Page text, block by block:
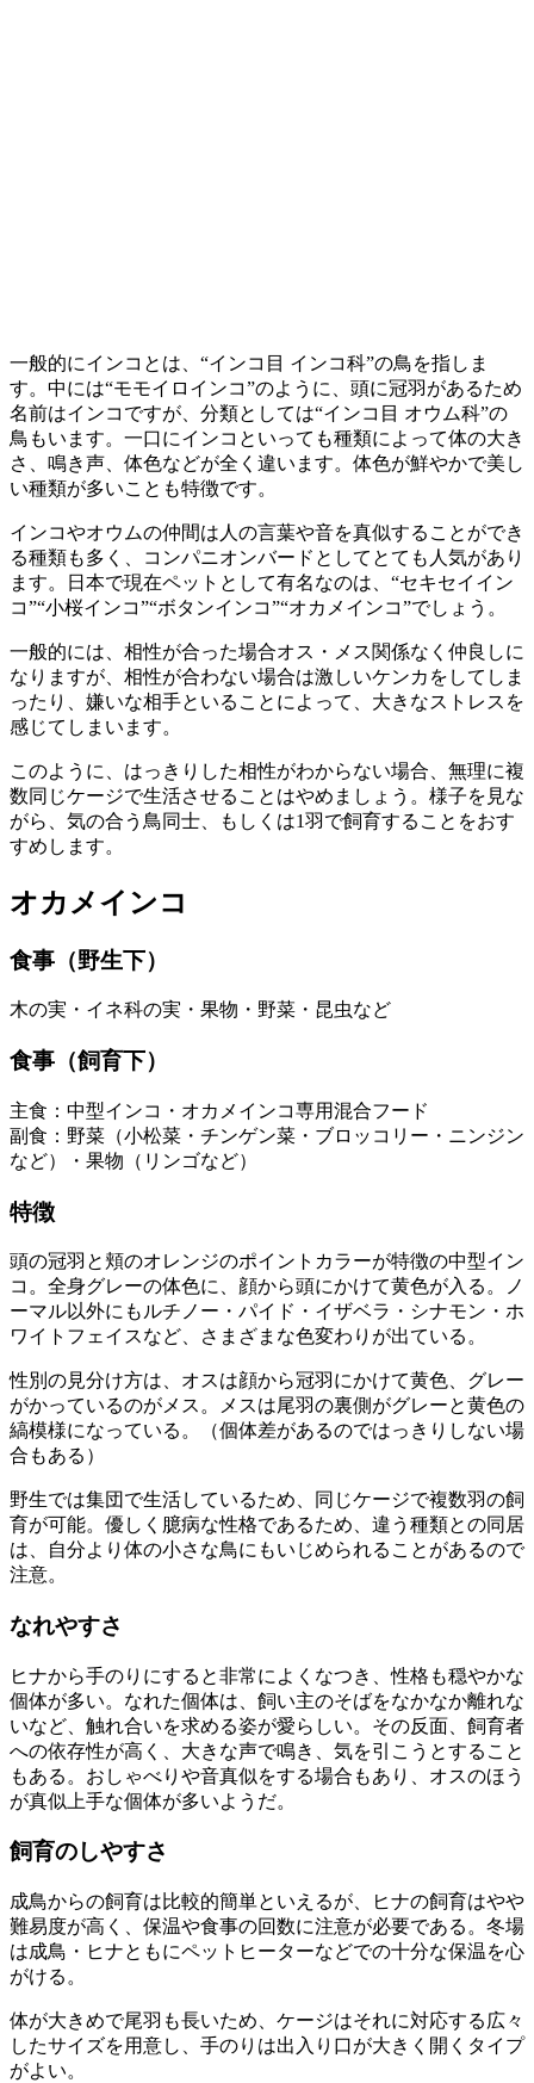
一般的にインコとは、“インコ目 インコ科”の鳥を指しま
す。中には“モモイロインコ”のように、頭に冠羽があるため
名前はインコですが、分類としては“インコ目 オウム科”の
鳥もいます。一口にインコといっても種類によって体の大き
さ、鳴き声、体色などが全く違います。体色が鮮やかで美し
い種類が多いことも特徴です。
インコやオウムの仲間は人の言葉や音を真似することができ
る種類も多く、コンパニオンバードとしてとても人気があり
ます。日本で現在ペットとして有名なのは、“セキセイイン
コ”“小桜インコ”“ボタンインコ”“オカメインコ”でしょう。
一般的には、相性が合った場合オス・メス関係なく仲良しに
なりますが、相性が合わない場合は激しいケンカをしてしま
ったり、嫌いな相手といることによって、大きなストレスを
感じてしまいます。
このように、はっきりした相性がわからない場合、無理に複
数同じケージで生活させることはやめましょう。様子を見な
がら、気の合う鳥同士、もしくは1羽で飼育することをおす
すめします。
オカメインコ
食事（野生下）
木の実・イネ科の実・果物・野菜・昆虫など
食事（飼育下）
主食：中型インコ・オカメインコ専用混合フード
副食：野菜（小松菜・チンゲン菜・ブロッコリー・ニンジン
など）・果物（リンゴなど）
特徴
頭の冠羽と頬のオレンジのポイントカラーが特徴の中型イン
コ。全身グレーの体色に、顔から頭にかけて黄色が入る。ノ
ーマル以外にもルチノー・パイド・イザベラ・シナモン・ホ
ワイトフェイスなど、さまざまな色変わりが出ている。
性別の見分け方は、オスは顔から冠羽にかけて黄色、グレー
がかっているのがメス。メスは尾羽の裏側がグレーと黄色の
縞模様になっている。（個体差があるのではっきりしない場
合もある）
野生では集団で生活しているため、同じケージで複数羽の飼
育が可能。優しく臆病な性格であるため、違う種類との同居
は、自分より体の小さな鳥にもいじめられることがあるので
注意。
なれやすさ
ヒナから手のりにすると非常によくなつき、性格も穏やかな
個体が多い。なれた個体は、飼い主のそばをなかなか離れな
いなど、触れ合いを求める姿が愛らしい。その反面、飼育者
への依存性が高く、大きな声で鳴き、気を引こうとすること
もある。おしゃべりや音真似をする場合もあり、オスのほう
が真似上手な個体が多いようだ。
飼育のしやすさ
成鳥からの飼育は比較的簡単といえるが、ヒナの飼育はやや
難易度が高く、保温や食事の回数に注意が必要である。冬場
は成鳥・ヒナともにペットヒーターなどでの十分な保温を心
がける。
体が大きめで尾羽も長いため、ケージはそれに対応する広々
したサイズを用意し、手のりは出入り口が大きく開くタイプ
がよい。